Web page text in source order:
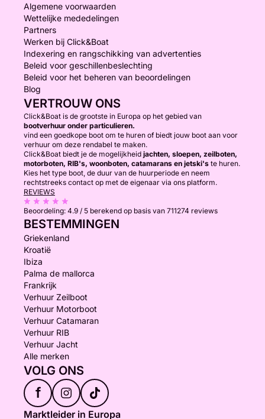
Algemene voorwaarden
Wettelijke mededelingen
Partners
Werken bij Click&Boat
Indexering en rangschikking van advertenties
Beleid voor geschillenbeslechting
Beleid voor het beheren van beoordelingen
Blog
VERTROUW ONS
Click&Boat is de grootste in Europa op het gebied van
bootverhuur onder particulieren.
vind een goedkope boot om te huren of biedt jouw boot aan voor
verhuur om deze rendabel te maken.
Click&Boat biedt je de mogelijkheid jachten, sloepen, zeilboten,
motorboten, RIB's, woonboten, catamarans en jetski's te huren.
Kies het type boot, de duur van de huurperiode en neem
rechtstreeks contact op met de eigenaar via ons platform.
REVIEWS
Beoordeling: 4.9 / 5 berekend op basis van 711274 reviews
BESTEMMINGEN
Griekenland
Kroatië
Ibiza
Palma de mallorca
Frankrijk
Verhuur Zeilboot
Verhuur Motorboot
Verhuur Catamaran
Verhuur RIB
Verhuur Jacht
Alle merken
VOLG ONS
f
Marktleider in Europa